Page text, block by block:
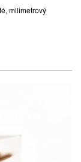
milimetrový